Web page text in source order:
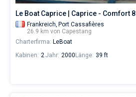
Le Boat Caprice | Caprice - Comfort 8
Frankreich, Port Cassafières
26.9 km von Capestang
Charterfirma: LeBoat
Kabinen: 2Jahr: 2000 Länge: 39 ft